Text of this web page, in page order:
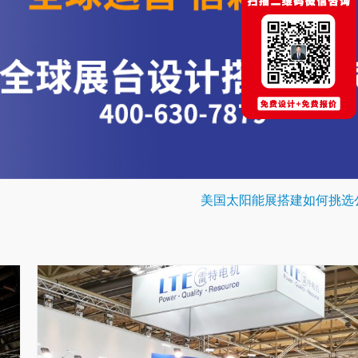
美国太阳能展搭建如何挑选